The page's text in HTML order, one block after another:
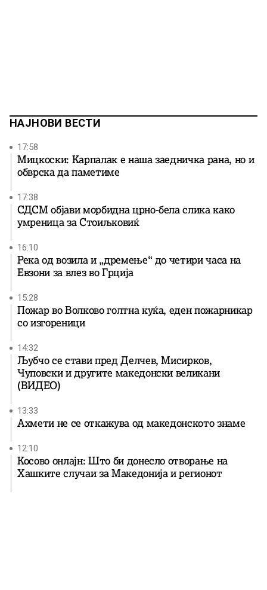
НАЈНОВИ ВЕСТИ
17:58
Мицкоски: Карпалак е наша заедничка рана, но и
обврска да паметиме
17:38
СДСМ објави морбидна црно-бела слика како
умреница за Стоиљковиќ
16:10
Река од возила и „дремење“ до четири часа на
Евзони за влез во Грција
15:28
Пожар во Волково голтна куќа, еден пожарникар
со изгореници
14:32
Љубчо се стави пред Делчев, Мисирков,
Чуповски и другите македонски великани
(ВИДЕО)
13:33
Ахмети не се откажува од македонското знаме
12:10
Косово онлајн: Што би донесло отворање на
Хашките случаи за Македонија и регионот